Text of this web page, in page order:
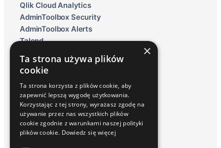
Qlik Cloud Analytics
AdminToolbox Security
AdminToolbox Alerts
Talend
Raportowanie ESG
Inphinity
Usługi i Rozwiązania
Wdrożenia
Serwis / Utrzymanie
Szkolenia
Baza wiedzy
×
Ta strona używa plików
cookie
Ta strona korzysta z plików cookie, aby
zapewnić lepszą wygodę użytkowania.
Korzystając z tej strony, wyrażasz zgodę na
używanie przez nas wszystkich plików
cookie zgodnie z warunkami naszej polityki
plików cookie. Dowiedz się więcej